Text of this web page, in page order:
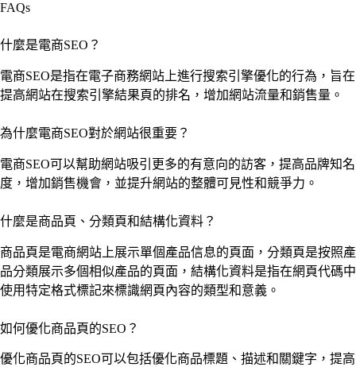
FAQs
什麼是電商SEO？
電商SEO是指在電子商務網站上進行搜索引擎優化的行為，旨在
提高網站在搜索引擎結果頁的排名，增加網站流量和銷售量。
為什麼電商SEO對於網站很重要？
電商SEO可以幫助網站吸引更多的有意向的訪客，提高品牌知名
度，增加銷售機會，並提升網站的整體可見性和競爭力。
什麼是商品頁、分類頁和結構化資料？
商品頁是電商網站上展示單個產品信息的頁面，分類頁是按照產
品分類展示多個相似產品的頁面，結構化資料是指在網頁代碼中
使用特定格式標記來標識網頁內容的類型和意義。
如何優化商品頁的SEO？
優化商品頁的SEO可以包括優化商品標題、描述和關鍵字，提高